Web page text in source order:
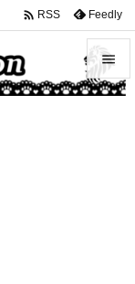


 RSS Feedly